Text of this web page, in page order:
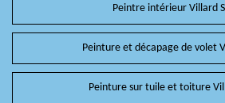
Peintre intérieur Villard
Peinture et décapage de volet
Peinture sur tuile et toiture